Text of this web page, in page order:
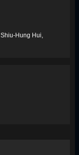
Shiu-Hung Hui